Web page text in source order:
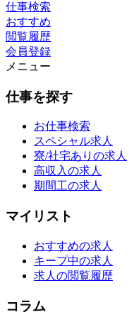
仕事検索
おすすめ
閲覧履歴
会員登録
メニュー
仕事を探す
お仕事検索
スペシャル求人
寮/社宅ありの求人
高収入の求人
期間工の求人
マイリスト
おすすめの求人
キープ中の求人
求人の閲覧履歴
コラム